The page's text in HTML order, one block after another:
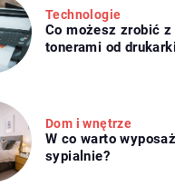
Technologie
Co możesz zrobić
tonerami od
Dom i wnętrze
W co warto
sypialnie?